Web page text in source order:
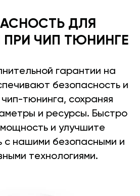
ДЛЯ
ПРИ ЧИП ТЮНИНГЕ
гарантии на
безопасность и
тюнинга, сохраняя
и ресурсы. Быстро
и улучшите
с нашими безопасными и
технологиями.